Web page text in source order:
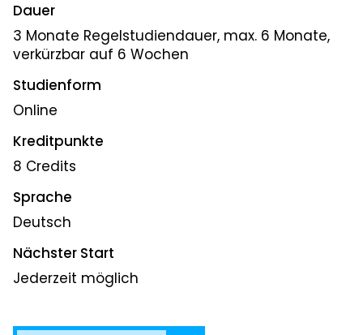
Dauer
3 Monate Regelstudiendauer, max. 6 Monate,
verkürzbar auf 6 Wochen
Studienform
Online
Kreditpunkte
8 Credits
Sprache
Deutsch
Nächster Start
Jederzeit möglich